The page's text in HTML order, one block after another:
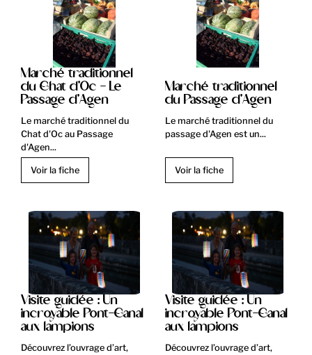
Marché traditionnel
du Chat d'Oc - Le
Passage d'Agen
Le marché traditionnel du
Chat d'Oc au Passage
d'Agen...
Voir la fiche
Marché traditionnel
du Passage d'Agen
Le marché traditionnel du
passage d'Agen est un...
Voir la fiche
Visite guidée : Un
incroyable Pont-Canal
aux lampions
Découvrez l’ouvrage d’art,
Visite guidée : Un
incroyable Pont-Canal
aux lampions
Découvrez l’ouvrage d’art,